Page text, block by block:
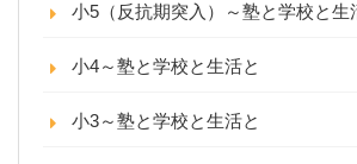
小5（反抗期突入）～塾と学校と生
小4～塾と学校と生活と
小3～塾と学校と生活と